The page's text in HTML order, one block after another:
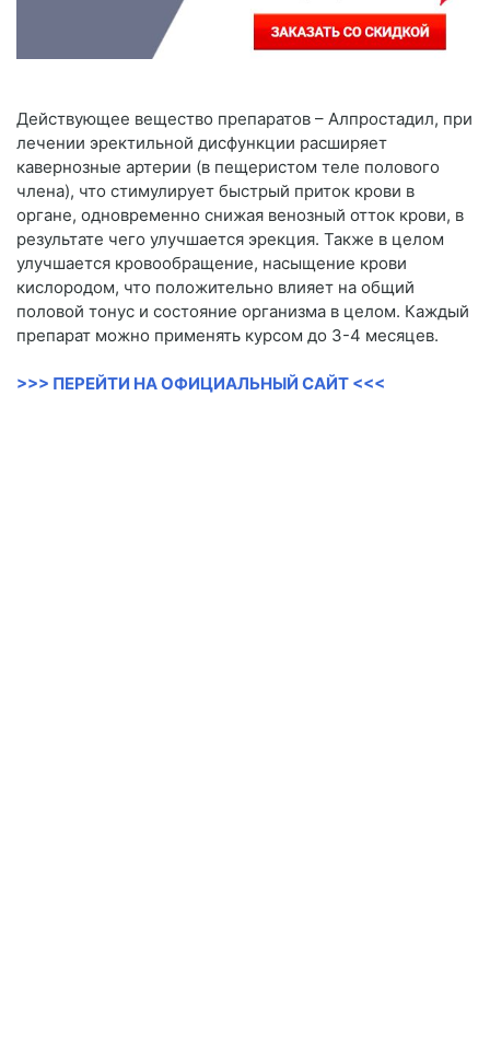
Действующее вещество препаратов – Алпростадил, при
лечении эректильной дисфункции расширяет
кавернозные артерии (в пещеристом теле полового
члена), что стимулирует быстрый приток крови в
органе, одновременно снижая венозный отток крови, в
результате чего улучшается эрекция. Также в целом
улучшается кровообращение, насыщение крови
кислородом, что положительно влияет на общий
половой тонус и состояние организма в целом. Каждый
препарат можно применять курсом до 3-4 месяцев.
>>> ПЕРЕЙТИ НА ОФИЦИАЛЬНЫЙ САЙТ <<<